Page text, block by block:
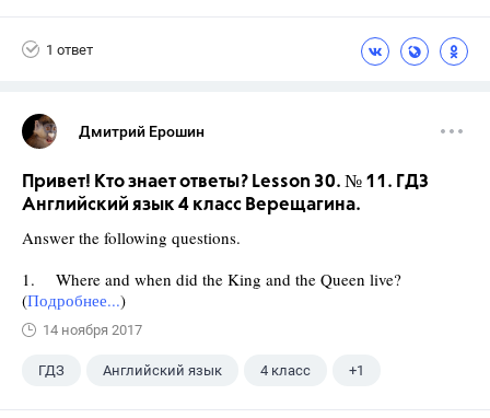
1 ответ
Дмитрий Ерошин
Привет! Кто знает ответы? Lesson 30. № 11. ГДЗ
Английский язык 4 класс Верещагина.
Answer the following questions.
1. Where and when did the King and the Queen live?
(Подробнее...)
14 ноября 2017
ГДЗ Английский язык 4 класс +1